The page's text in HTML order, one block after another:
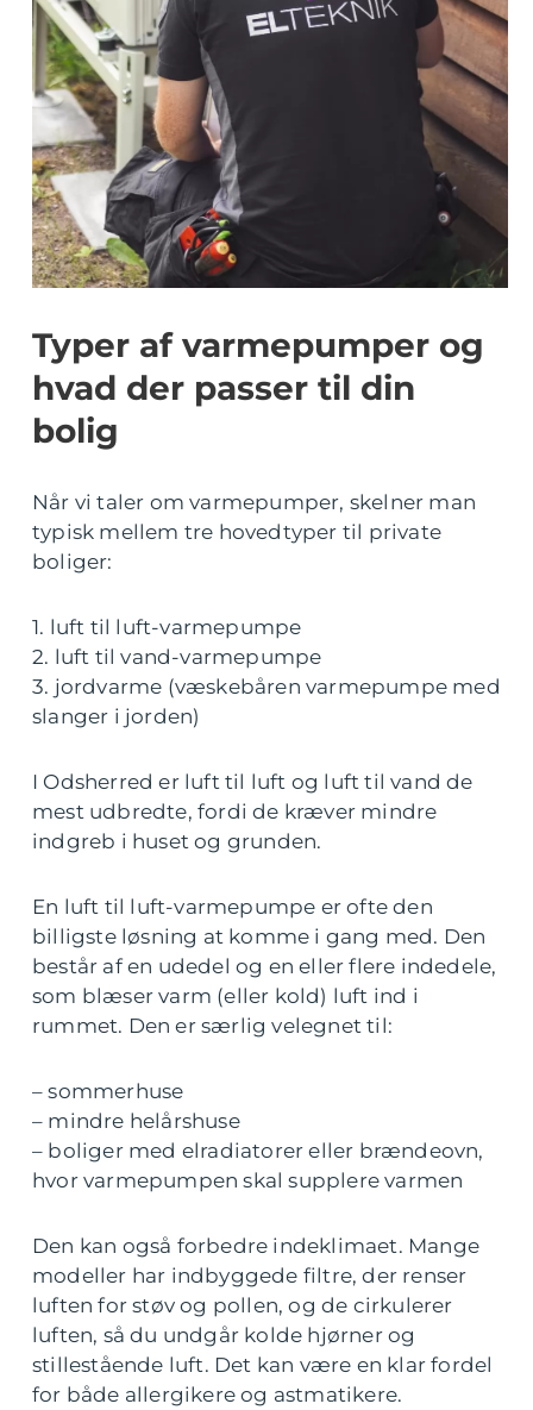
Typer af varmepumper og
hvad der passer til din
bolig
Når vi taler om varmepumper, skelner man
typisk mellem tre hovedtyper til private
boliger:
1. luft til luft-varmepumpe
2. luft til vand-varmepumpe
3. jordvarme (væskebåren varmepumpe med
slanger i jorden)
I Odsherred er luft til luft og luft til vand de
mest udbredte, fordi de kræver mindre
indgreb i huset og grunden.
En luft til luft-varmepumpe er ofte den
billigste løsning at komme i gang med. Den
består af en udedel og en eller flere indedele,
som blæser varm (eller kold) luft ind i
rummet. Den er særlig velegnet til:
– sommerhuse
– mindre helårshuse
– boliger med elradiatorer eller brændeovn,
hvor varmepumpen skal supplere varmen
Den kan også forbedre indeklimaet. Mange
modeller har indbyggede filtre, der renser
luften for støv og pollen, og de cirkulerer
luften, så du undgår kolde hjørner og
stillestående luft. Det kan være en klar fordel
for både allergikere og astmatikere.